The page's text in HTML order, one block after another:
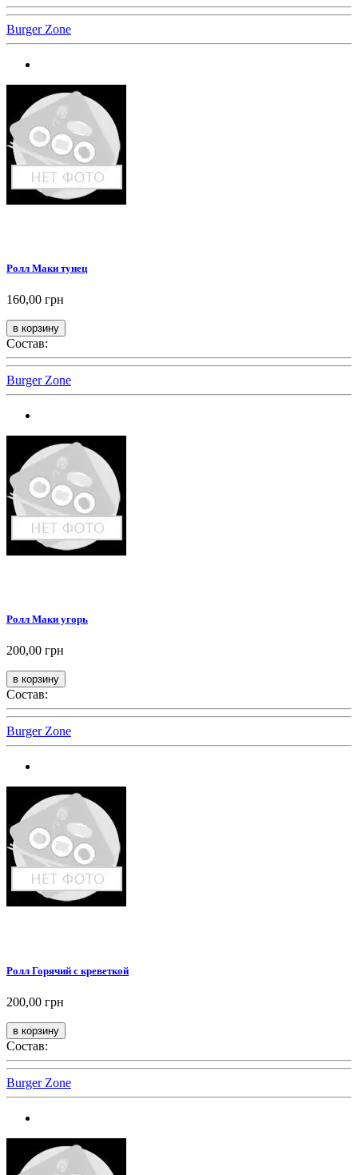
Burger Zone
Ролл Маки тунец
160,00 грн
Состав:
Burger Zone
Ролл Маки угорь
200,00 грн
Состав:
Burger Zone
Ролл Горячий с креветкой
200,00 грн
Состав:
Burger Zone